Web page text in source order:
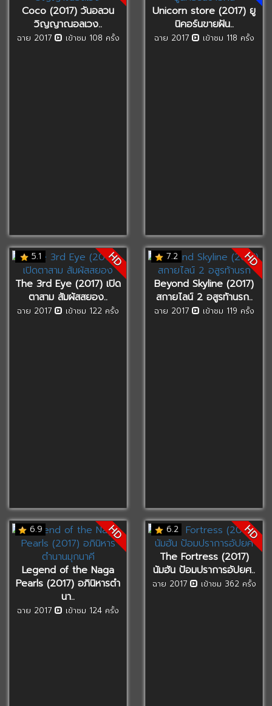
Coco (2017) วันอลวน
วิญญาณอลเวง..
ฉาย 2017 เข้าชม 108 ครั้ง
Unicorn store (2017) ยู
นิคอร์นขายฝัน..
ฉาย 2017 เข้าชม 118 ครั้ง
5.1 HD
The 3rd Eye (2017) เปิด
ตาสาม สัมผัสสยอง..
ฉาย 2017 เข้าชม 122 ครั้ง
7.2 HD
Beyond Skyline (2017)
สกายไลน์ 2 อสูรท้านรก..
ฉาย 2017 เข้าชม 119 ครั้ง
6.9 HD
Legend of the Naga
Pearls (2017) อภินิหารตำ
นา..
ฉาย 2017 เข้าชม 124 ครั้ง
6.2 HD
The Fortress (2017)
นัมฮัน ป้อมปราการอัปยศ..
ฉาย 2017 เข้าชม 362 ครั้ง